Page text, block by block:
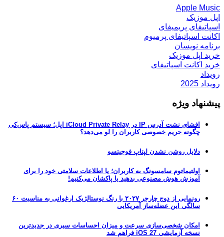
Apple Music
اپل موزیک
اسپاتیفای پریمیفای
اکانت اسپاتیفای پرمیوم
برنامه نویسان
خرید اپل موزیک
خرید اکانت اسپاتیفای
رویداد
رویداد 2025
پیشنهاد ویژه
افشای نشت آدرس IP در iCloud Private Relay اپل؛ سیستم پاس‌کی
چگونه حریم خصوصی کاربران را لو می‌دهد؟
دلایل روشن نشدن لپتاپ فوجیتسو
اولتیماتوم سامسونگ به کاربران؛ یا اطلاعات سلامتی خود را برای
آموزش هوش مصنوعی بدهید یا پاکشان می‌کنیم!
رونمایی از دوج چارجر ۲۰۲۷ با رنگ نوستالژیک ارغوانی به مناسبت ۶۰
سالگی این عضله‌ساز آمریکایی
امکان شخصی‌سازی سرعت و میزان احساسات سیری در جدیدترین
نسخه آزمایشی iOS 27 فراهم شد